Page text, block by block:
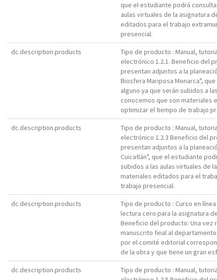
que el estudiante podrá
aulas virtuales de la asignatura
editados para el trabajo
presencial.
dc.description.products
Tipo de producto : Manual,
electrónico 1.2.1. Beneficio del
presentan adjuntos a la
Biosfera Mariposa Monarca",
alguno ya que serán subidos a
conocemos que son materiales
optimizar el tiempo de trabajo
dc.description.products
Tipo de producto : Manual,
electrónico 1.2.3 Beneficio del
presentan adjuntos a la
Cuicatlán", que el estudiante
subidos a las aulas virtuales de
materiales editados para el
trabajo presencial.
dc.description.products
Tipo de producto : Curso en
lectura cero para la asignatura
Beneficio del producto: Una
manuscrito final al
por el comité editorial
de la obra y que tiene un gran
dc.description.products
Tipo de producto : Manual,